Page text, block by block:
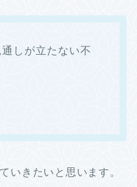
しが立たない不
いきたいと思います。